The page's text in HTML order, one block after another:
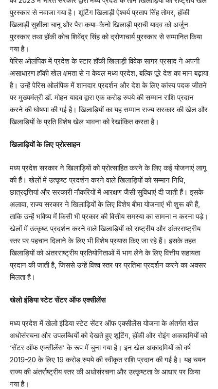
पुरस्कार से नवाजा गया है। शूटिंग खिलाड़ी ऐश्वर्य प्रताप सिंह तोमर, हॉकी
खिलाड़ी सुशीला चानू और पैरा कया–कैनो खिलाड़ी प्राची यादव को अर्जुन
पुरस्कार तथा हॉकी कोच शिवेंद्र सिंह को द्रोणाचार्य पुरस्कार से सम्मानित किया
गया है।
पेरिस ओलंपिक में प्रदेश के स्टार हॉकी खिलाड़ी विवेक सागर प्रसाद ने अपनी
असाधारण हॉकी खेल क्षमता से न केवल मध्य प्रदेश, बल्कि पूरे देश का मान बढ़ाया
है। उन्हें पेरिस ओलंपिक में शानदार प्रदर्शन और देश के लिए कांस्य पदक जीतने
पर मुख्यमंत्री डॉ. मोहन यादव द्वारा एक करोड़ रुपये की सम्मान राशि प्रदान
करने की घोषणा की गई है। खिलाड़ियों का यह सम्मान राज्य सरकार की खेल और
खिलाड़ियों के प्रति विशेष खेल भावना को रेखांकित करता है।
खिलाड़ियों के लिए प्रोत्साहन
मध्य प्रदेश सरकार ने खिलाड़ियों को प्रोत्साहित करने के लिए कई योजनाएं लागू
की हैं। खेलों में उत्कृष्ट प्रदर्शन करने वाले खिलाड़ियों को सम्मान निधि,
छात्रवृत्तियां और सरकारी नौकरियों में आरक्षण जैसी सुविधाएं दी जाती हैं। इसके
अलावा, राज्य सरकार ने खिलाड़ियों के लिए विशेष बीमा योजनाएं भी शुरू की हैं,
ताकि उन्हें भविष्य में किसी भी प्रकार की वित्तीय समस्या का सामना न करना पड़े।
खेलों में उत्कृष्ट प्रदर्शन करने वाले खिलाड़ियों को राष्ट्रीय और अंतरराष्ट्रीय
स्तर पर पहचान दिलाने के लिए भी विशेष प्रयास किए जा रहे हैं। इसके तहत
खिलाड़ियों को अंतरराष्ट्रीय प्रतियोगिताओं में भाग लेने के लिए वित्तीय सहायता
प्रदान की जाती है, जिससे उन्हें विश्व स्तर पर प्रतिभा प्रदर्शन करने का अवसर
मिलता है।
खेलो इंडिया स्टेट सेंटर ऑफ एक्सीलेंस
मध्य प्रदेश में खेलो इंडिया स्टेट सेंटर ऑफ एक्सीलेंस योजना के अंतर्गत खेल
अधोसंरचना और उपलब्धियों को देखते हुए शूटिंग, हॉकी और रोइंग अकादमियों को
‘सेंटर ऑफ एक्सीलेंस’ के रूप में चुना गया है। इन खेल अकादमियों को वर्ष
2019-20 के लिए 19 करोड़ रुपये की स्वीकृत राशि प्रदान की गई है। यह चयन
राज्य की अंतर्राष्ट्रीय स्तर की अधोसंरचना और उत्कृष्टता के आधार पर किया
गया है।